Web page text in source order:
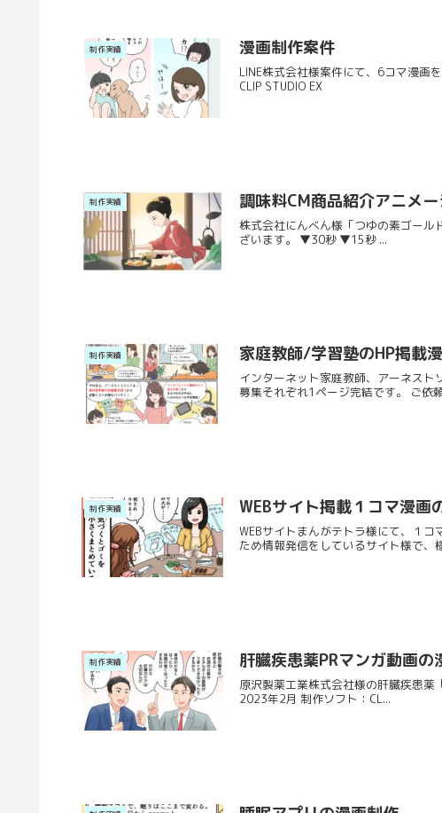
制作実績 漫画制作案件
LINE株式会社様案件にて、6コマ漫画
CLIP STUDIO EX
制作実績 調味料CM商品紹介アニメ
株式会社にんべん様「つゆの素ゴール
ざいます。 ▼30秒 ▼15秒 ...
制作実績 家庭教師/学習塾のHP掲載
インターネット家庭教師、アーネス
募集それぞれ1ページ完結です。 ご依
制作実績 WEBサイト掲載１コマ漫画
WEBサイトまんがテトラ様にて、１
ため情報発信をしているサイト様で、
制作実績 肝臓疾患薬PRマンガ動画の
原沢製薬工業株式会社様の肝臓疾患
2023年2月 制作ソフト：CL...